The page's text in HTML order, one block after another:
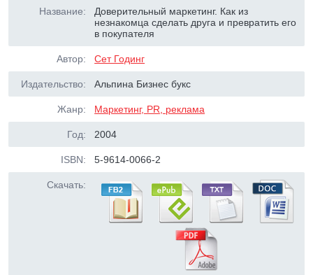
Название:
Доверительный маркетинг. Как из
незнакомца сделать друга и превратить его
в покупателя
Автор: Сет Годинг
Издательство: Альпина Бизнес букс
Жанр: Маркетинг, PR, реклама
Год: 2004
ISBN: 5-9614-0066-2
Скачать: